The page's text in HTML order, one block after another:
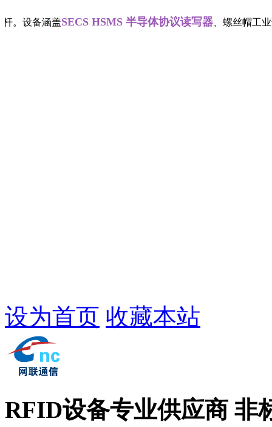
备涵盖SECS HSMS 半导体协议读写器、螺丝帽工业读写
设为首页 收藏本站
RFID设备专业供应商 非